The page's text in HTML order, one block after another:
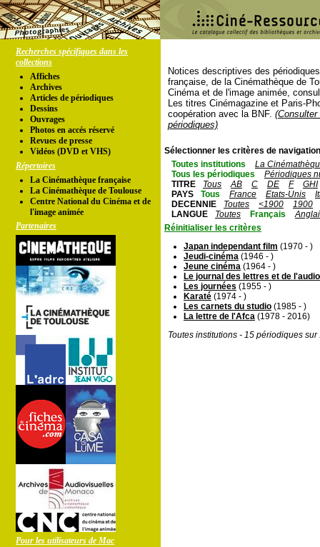
Recherches spécifiques dans les
collections
Affiches
Archives
Articles de périodiques
Dessins
Ouvrages
Photos en accés réservé
Revues de presse
Vidéos (DVD et VHS)
Répertoires
La Cinémathèque française
La Cinémathèque de Toulouse
Centre National du Cinéma et de
l'image animée
Partenaires
Pour les utilisateurs de Mac
Notices descriptives des
française, de la Cinémathèque de
Cinéma et de l'image animée,
Les titres Cinémagazine et Paris-
coopération avec la BNF.
périodiques)
Sélectionner les critères de
Toutes institutions
La
Tous les périodiques
Périodiques
TITRE
Tous AB C DE F
GHI
PAYS
Tous France Etats-Unis
DECENNIE
Toutes <1900
1900
LANGUE
Toutes Français
Réinitialiser les critères
Japan independant film (1970 - )
Jeudi-cinéma (1946 - )
Jeune cinéma (1964 - )
Le journal des lettres et de
Les journées (1955 - )
Karaté (1974 - )
Les carnets du studio (1985 - )
La lettre de l'Afca (1978 - 2016)
Toutes institutions - 15 périodiques sur